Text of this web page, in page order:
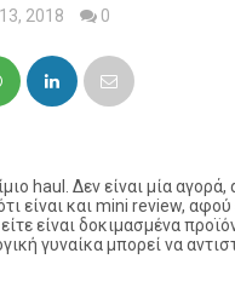
2018 0
haul. Δεν είναι μία
είναι και mini review,
είναι δοκιμασμένα
γυναίκα μπορεί να